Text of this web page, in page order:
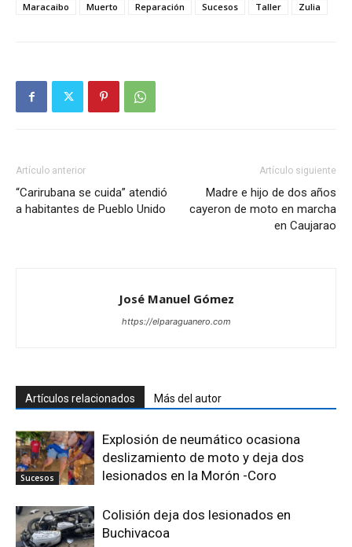
Maracaibo
Muerto Reparación Sucesos Taller Zulia
Artículo anterior
“Carirubana se cuida” atendió
a habitantes de Pueblo Unido
Artículo siguiente
Madre e hijo de dos años
cayeron de moto en marcha
en Caujarao
José Manuel Gómez
https://elparaguanero.com
Artículos relacionados Más del autor
Sucesos
Explosión de neumático ocasiona
deslizamiento de moto y deja dos
lesionados en la Morón -Coro
Colisión deja dos lesionados en
Buchivacoa